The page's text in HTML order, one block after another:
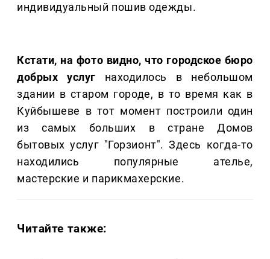
индивидуальный пошив одежды.
Кстати, на фото видно, что городское бюро
добрых услуг находилось в небольшом
здании в старом городе, в то время как в
Куйбышеве в тот момент построили один
из самых больших в стране Домов
бытовых услуг "Горзионт". Здесь когда-то
находились популярные ателье,
мастерские и парикмахерские.
Читайте также: